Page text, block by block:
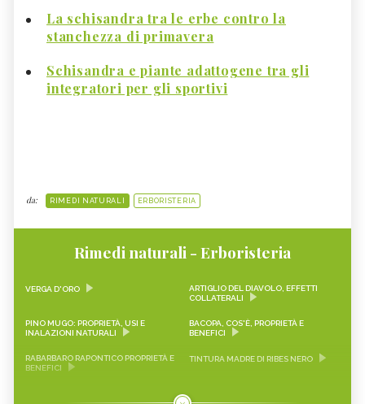
La schisandra tra le erbe contro la
stanchezza di primavera
Schisandra e piante adattogene tra gli
integratori per gli sportivi
da: RIMEDI NATURALI ERBORISTERIA
Rimedi naturali - Erboristeria
VERGA D'ORO
ARTIGLIO DEL DIAVOLO, EFFETTI
COLLATERALI
PINO MUGO: PROPRIETÀ, USI E
INALAZIONI NATURALI
BACOPA, COS'È, PROPRIETÀ E
BENEFICI
RABARBARO RAPONTICO PROPRIETÀ E
BENEFICI
TINTURA MADRE DI RIBES NERO